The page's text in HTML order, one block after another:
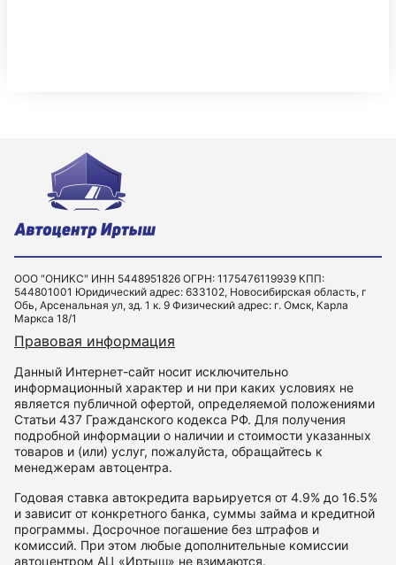
ООО "ОНИКС" ИНН 5448951826 ОГРН: 1175476119939 КПП:
544801001 Юридический адрес: 633102, Новосибирская область, г
Обь, Арсенальная ул, зд. 1 к. 9 Физический адрес: г. Омск, Карла
Маркса 18/1
Правовая информация
Данный Интернет-сайт носит исключительно
информационный характер и ни при каких условиях не
является публичной офертой, определяемой положениями
Статьи 437 Гражданского кодекса РФ. Для получения
подробной информации о наличии и стоимости указанных
товаров и (или) услуг, пожалуйста, обращайтесь к
менеджерам автоцентра.
Годовая ставка автокредита варьируется от 4.9% до 16.5%
и зависит от конкретного банка, суммы займа и кредитной
программы. Досрочное погашение без штрафов и
комиссий. При этом любые дополнительные комиссии
автоцентром АЦ «Иртыш» не взимаются.